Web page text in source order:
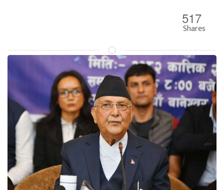
517
Shares